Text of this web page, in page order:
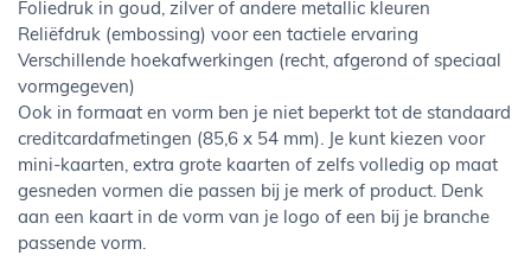
Foliedruk in goud, zilver of andere metallic kleuren
Reliëfdruk (embossing) voor een tactiele ervaring
Verschillende hoekafwerkingen (recht, afgerond of speciaal
vormgegeven)
Ook in formaat en vorm ben je niet beperkt tot de standaard
creditcardafmetingen (85,6 x 54 mm). Je kunt kiezen voor
mini-kaarten, extra grote kaarten of zelfs volledig op maat
gesneden vormen die passen bij je merk of product. Denk
aan een kaart in de vorm van je logo of een bij je branche
passende vorm.